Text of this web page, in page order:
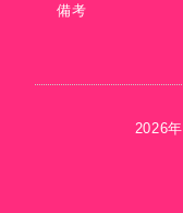
備考
2026